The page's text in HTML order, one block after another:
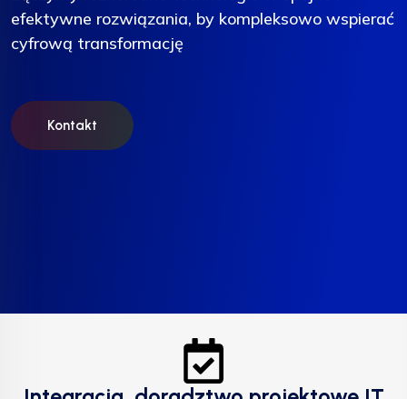
efektywne rozwiązania, by kompleksowo wspierać
cyfrową transformację
Kontakt
efektywne rozwiązania, by kompleksowo wspierać
cyfrową transformację
Kontakt
efektywne rozwiązania, by kompleksowo wspierać
cyfrową transformację
Kontakt